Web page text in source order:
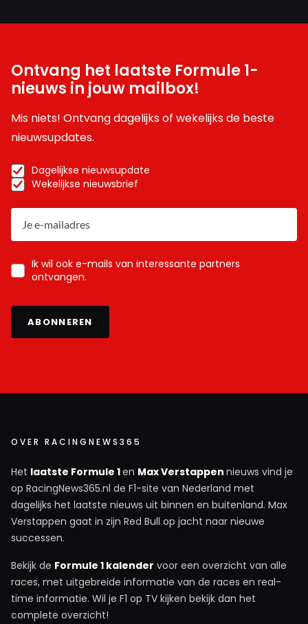
Ontvang het laatste Formule 1-
nieuws in jouw mailbox!
Mis niets! Ontvang dagelijks of wekelijks de beste
nieuwsupdates.
Dagelijkse nieuwsupdate
Wekelijkse nieuwsbrief
Ik wil ook e-mails van interessante partners
ontvangen.
ABONNEREN
OVER RACINGNEWS365
Het laatste Formule 1en Max Verstappen nieuws vind je
op RacingNews365.nl de F1-site van Nederland met
dagelijks het laatste nieuws uit binnen en buitenland. Max
Verstappen gaat in zijn Red Bull op jacht naar nieuwe
successen.
Bekijk de Formule 1 kalender voor een overzicht van alle
races, met uitgebreide informatie van de races en real-
time informatie. Wil je F1 op TV kijken bekijk dan het
complete overzicht!